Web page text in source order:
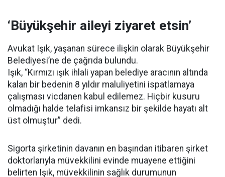
‘Büyükşehir aileyi ziyaret etsin’
Avukat Işık, yaşanan sürece ilişkin olarak Büyükşehir
Belediyesi’ne de çağrıda bulundu.
Işık, “Kırmızı ışık ihlali yapan belediye aracının altında
kalan bir bedenin 8 yıldır maluliyetini ispatlamaya
çalışması vicdanen kabul edilemez. Hiçbir kusuru
olmadığı halde telafisi imkansız bir şekilde hayatı alt
üst olmuştur” dedi.
Sigorta şirketinin davanın en başından itibaren şirket
doktorlarıyla müvekkilini evinde muayene ettiğini
belirten Işık, müvekkilinin sağlık durumunun